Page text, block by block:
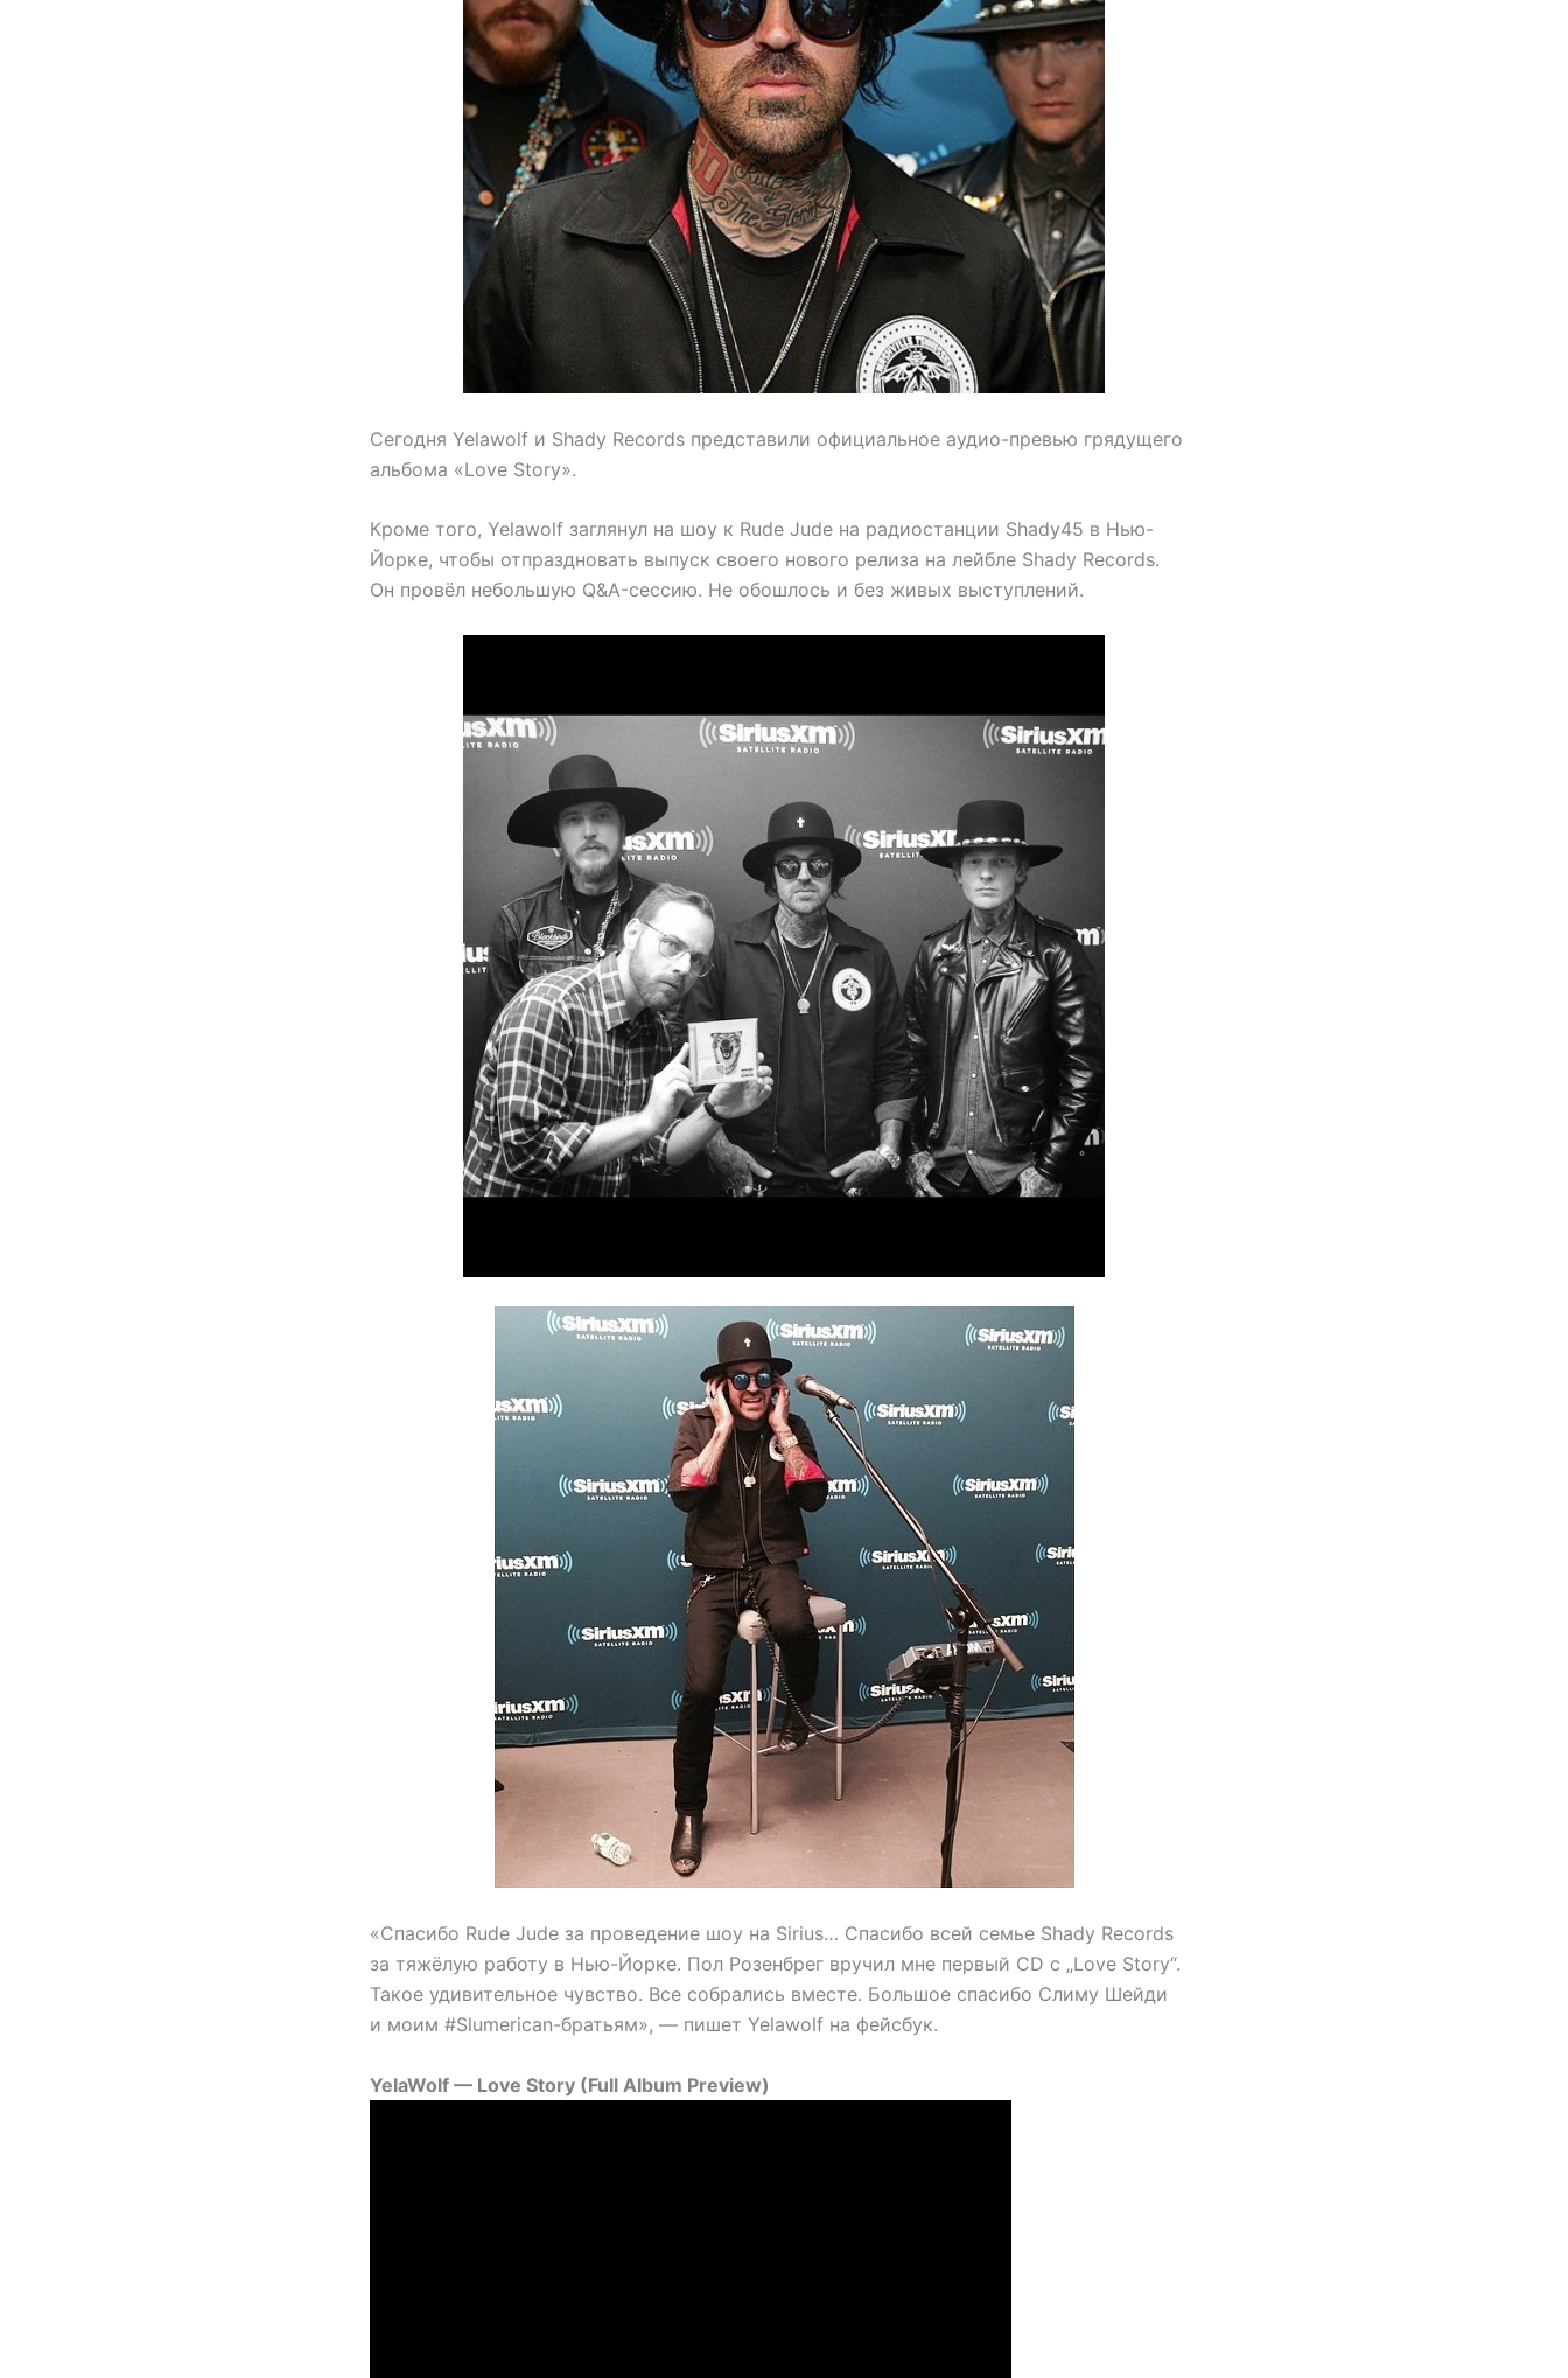
Сегодня Yelawolf и Shady Records представили официальное аудио-превью грядущего
альбома «Love Story».
Кроме того, Yelawolf заглянул на шоу к Rude Jude на радиостанции Shady45 в Нью-
Йорке, чтобы отпраздновать выпуск своего нового релиза на лейбле Shady Records.
Он провёл небольшую Q&A-сессию. Не обошлось и без живых выступлений.
«Спасибо Rude Jude за проведение шоу на Sirius… Спасибо всей семье Shady Records
за тяжёлую работу в Нью-Йорке. Пол Розенбрег вручил мне первый CD с „Love Story“.
Такое удивительное чувство. Все собрались вместе. Большое спасибо Слиму Шейди
и моим #Slumerican-братьям», — пишет Yelawolf на фейсбук.
YelaWolf — Love Story (Full Album Preview)